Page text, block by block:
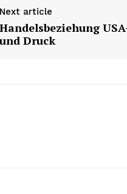
Next article
Handelsbeziehung
und Druck